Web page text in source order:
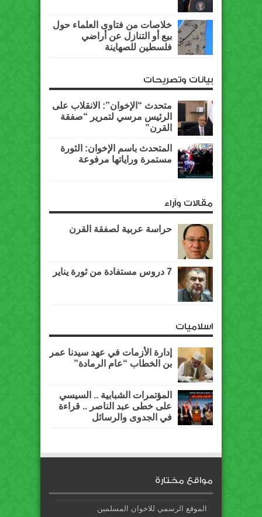
خلاصات من فتاوى العلماء حول
بيع أو التنازل عن أراضي
فلسطين للصهاينة
بيانات وتصريحات
متحدث “الإخوان”: الانقلاب على
الرئيس مرسي لتمرير “صفقة
القرن”
المتحدث باسم الإخوان: الثورة
مستمرة وراياتها مرفوعة
مقالات وآراء
حراسة عربية لصفقة القرن
7 دروس مستفادة من ثورة يناير
اسلاميات
إدارة الأزمات في عهد سيدنا عمر
بن الخطاب “عام الرمادة”
المؤتمرات الشبابية .. السيسي
على خطى عبد الناصر .. قراءة
في الجدوى والرسائل
مواقع مختارة
الموقع الرسمي للاخوان المسلمين